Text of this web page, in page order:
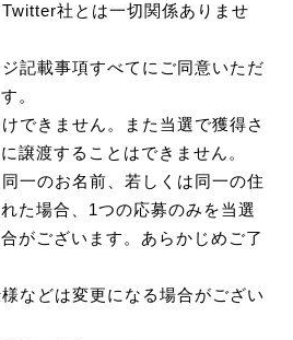
社とは一切関係ありませ
記載事項すべてにご同意いただ
。
できません。また当選で獲得さ
譲渡することはできません。
一のお名前、若しくは同一の住
た場合、1つの応募のみを当選
がございます。あらかじめご了
などは変更になる場合がござい